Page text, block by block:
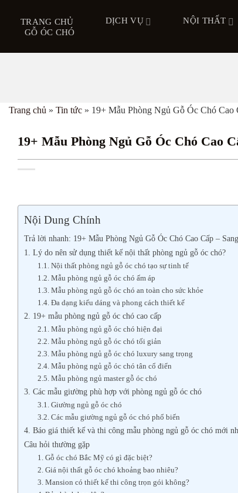
dung
TRANG CHỦ DỊCH VỤ
NỘI THẤT
GỖ ÓC CHÓ
Trang chủ » Tin tức » 19+ Mẫu Phòng Ngủ Gỗ Óc Chó
19+ Mẫu Phòng Ngủ Gỗ Óc Chó Cao
Nội Dung Chính
Trả lời nhanh: 19+ Mẫu Phòng Ngủ Gỗ Óc Chó Cao Cấp –
1. Lý do nên sử dụng thiết kế nội thất phòng ngủ gỗ óc chó?
1.1. Nội thất phòng ngủ gỗ óc chó tạo sự tinh tế
1.2. Mẫu phòng ngủ gỗ óc chó ấm áp
1.3. Mẫu phòng ngủ gỗ óc chó an toàn cho sức khỏe
1.4. Đa dạng kiểu dáng và phong cách thiết kế
2. 19+ mẫu phòng ngủ gỗ óc chó cao cấp
2.1. Mẫu phòng ngủ gỗ óc chó hiện đại
2.2. Mẫu phòng ngủ gỗ óc chó tối giản
2.3. Mẫu phòng ngủ gỗ óc chó luxury sang trọng
2.4. Mẫu phòng ngủ gỗ óc chó tân cổ điển
2.5. Mẫu phòng ngủ master gỗ óc chó
3. Các mẫu giường phù hợp với phòng ngủ gỗ óc chó
3.1. Giường ngủ gỗ óc chó
3.2. Các mẫu giường ngủ gỗ óc chó phổ biến
4. Báo giá thiết kế và thi công mẫu phòng ngủ gỗ óc chó mới
Câu hỏi thường gặp
1. Gỗ óc chó Bắc Mỹ có gì đặc biệt?
2. Giá nội thất gỗ óc chó khoảng bao nhiêu?
3. Mansion có thiết kế thi công trọn gói không?